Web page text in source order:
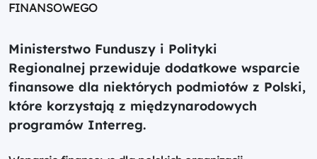
FINANSOWEGO
Ministerstwo Funduszy i Polityki
Regionalnej przewiduje dodatkowe wsparcie
finansowe dla niektórych podmiotów z Polski,
które korzystają z międzynarodowych
programów Interreg.